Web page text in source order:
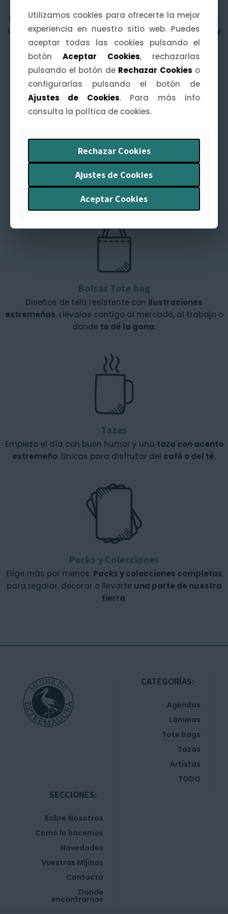
Decora tus paredes con unamijina de Extremadura .
Láminas A4, A5 y A6 inspiradas en paisajes, fiestas y
leyendasde nuestra tierra.
Agendas Extremeñas
Organiza tu año con arte y humor. LaAgenda
Extremeña 2026te acompaña mes a mes con
ilustraciones y curiosidadesde nuestra tierra.
Bolsas Tote bag
Diseños de tela resistente con ilustraciones
extremeñas. Llévalas contigo al mercado, al trabajo o
donde te dé la gana.
Tazas
Empieza el día con buen humor y una taza con acento
extremeño. Unicas para disfrutar del café o del té.
Packs y Colecciones
Elige más por menos. Packs y colecciones completas
para regalar, decorar o llevarte una parte de nuestra
tierra.
CATEGORÍAS:
Agendas
Láminas
Tote bags
Tazas
Artistas
TODO
SECCIONES:
Sobre Nosotros
Como lo hacemos
Novedades
Vuestras Mijinas
Contacto
Donde
encontrarnos
Utilizamos cookies para ofrecerte la mejor
experiencia en nuestro sitio web. Puedes
aceptar todas las cookies pulsando el
botónAceptar Cookies, rechazarlas
pulsando el botón de Rechazar Cookies o
configurarlas pulsando el botón de
Ajustes de Cookies. Para más info
consulta la política de cookies.
Rechazar Cookies
Ajustes de Cookies
Aceptar Cookies
Utilizamos cookies para ofrecerte la mejor
experiencia en nuestro sitio web. Puedes
aceptar todas las cookies pulsando el
botónAceptar Cookies, rechazarlas
pulsando el botón de Rechazar Cookies o
configurarlas pulsando el botón de
Ajustes de Cookies. Para más info
consulta la política de cookies.
Rechazar Cookies
Ajustes de Cookies
Aceptar Cookies